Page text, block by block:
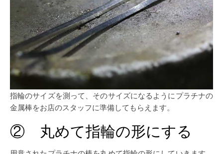
指輪のサイズを測って、そのサイズになるようにプラチナの
金属棒をお店のスタッフに準備してもらえます。
② 丸めて指輪の形にする